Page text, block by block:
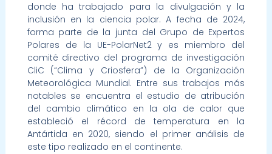
donde ha trabajado para la divulgación y la
inclusión en la ciencia polar. A fecha de 2024,
forma parte de la junta del Grupo de Expertos
Polares de la UE-PolarNet2 y es miembro del
comité directivo del programa de investigación
CliC (“Clima y Criosfera”) de la Organización
Meteorológica Mundial. Entre sus trabajos más
notables se encuentra el estudio de atribución
del cambio climático en la ola de calor que
estableció el récord de temperatura en la
Antártida en 2020, siendo el primer análisis de
este tipo realizado en el continente.